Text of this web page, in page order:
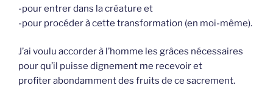
-pour entrer dans la créature et
-pour procéder à cette transformation (en moi-même).
J’ai voulu accorder à l’homme les grâces nécessaires
pour qu’il puisse dignement me recevoir et
profiter abondamment des fruits de ce sacrement.